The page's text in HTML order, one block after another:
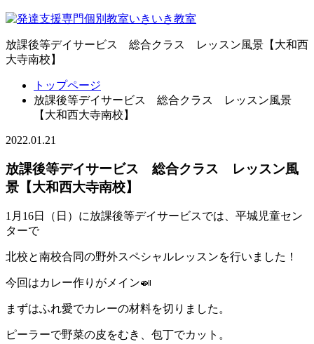
放課後等デイサービス 総合クラス レッスン風景【大和西
大寺南校】
トップページ
放課後等デイサービス 総合クラス レッスン風景
【大和西大寺南校】
2022.01.21
放課後等デイサービス 総合クラス レッスン風
景【大和西大寺南校】
1月16日（日）に放課後等デイサービスでは、平城児童セン
ターで
北校と南校合同の野外スペシャルレッスンを行いました！
今回はカレー作りがメイン🍛
まずはふれ愛でカレーの材料を切りました。
ピーラーで野菜の皮をむき、包丁でカット。